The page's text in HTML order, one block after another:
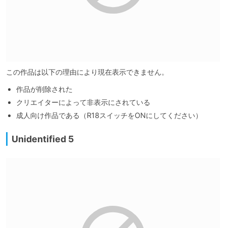
この作品は以下の理由により現在表示できません。
作品が削除された
クリエイターによって非表示にされている
成人向け作品である（R18スイッチをONにしてください）
Unidentified 5